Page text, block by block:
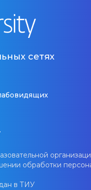
сетях
обработки
в ТИУ